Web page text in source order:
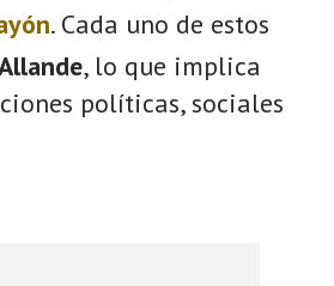
. Cada uno de estos
, lo que implica
políticas, sociales